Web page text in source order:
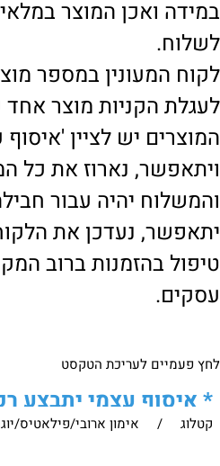
במידה ואכן המוצר במלאי,
לשלוח.
לקוח המעונין במספר
לעגלת הקניות מוצר
המוצרים יש לציין
ויתאפשר, נארוז את כל
והמשלוח יהיה עבור
יתאפשר, נעדכן את
עסקים.
לחץ פעמיים לעריכת הטקסט
* איסוף עצמי יתבצע
של הלקוח מול נציגנו!
קטלוג / אימון ארובי/פילאטיס/